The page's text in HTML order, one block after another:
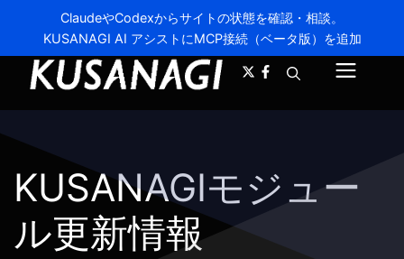
ClaudeやCodexからサイトの状態を確認・相談。
KUSANAGI AI アシストにMCP接続（ベータ版）を追加
ニ
KUSANAGIモジュー
ル更新情報
A- A+